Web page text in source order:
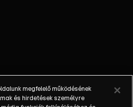
megfelelő működésének
és hirdetések személyre